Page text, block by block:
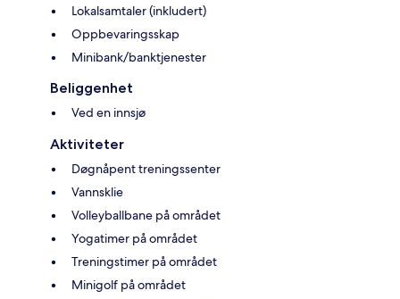
Lokalsamtaler (inkludert)
Oppbevaringsskap
Minibank/banktjenester
Beliggenhet
Ved en innsjø
Aktiviteter
Døgnåpent treningssenter
Vannsklie
Volleyballbane på området
Yogatimer på området
Treningstimer på området
Minigolf på området